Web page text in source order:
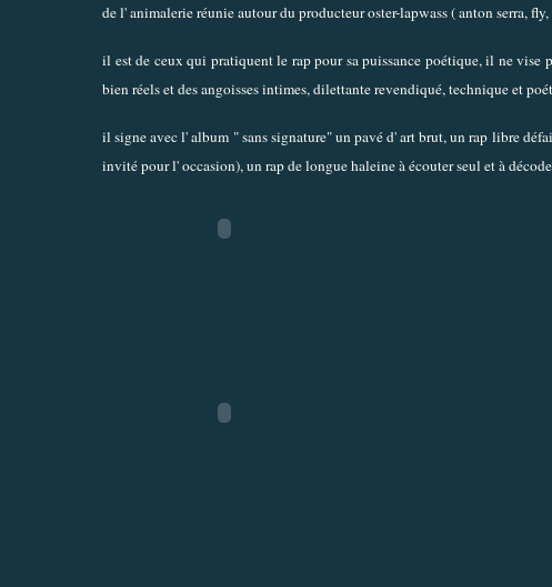
de l' animalerie réunie autour du producteur oster-lapwass ( anton serra,
il est de ceux qui pratiquent le rap pour sa puissance poétique, il ne vise
bien réels et des angoisses intimes, dilettante revendiqué, technique et
il signe avec l' album " sans signature" un pavé d' art brut, un rap libre
invité pour l' occasion), un rap de longue haleine à écouter seul et à